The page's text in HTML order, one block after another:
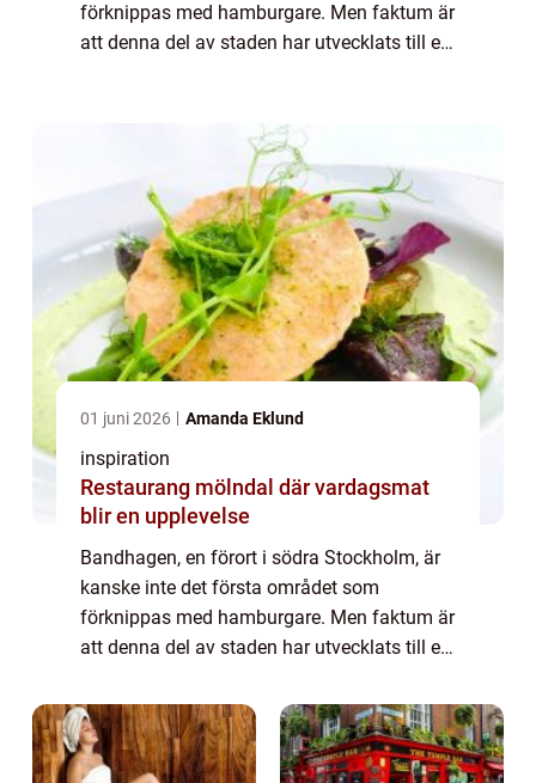
förknippas med hamburgare. Men faktum är
att denna del av staden har utvecklats till en
01 juni 2026 Amanda Eklund
inspiration
Restaurang mölndal där vardagsmat
blir en upplevelse
Bandhagen, en förort i södra Stockholm, är
kanske inte det första området som
förknippas med hamburgare. Men faktum är
att denna del av staden har utvecklats till en